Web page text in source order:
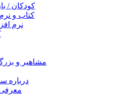
کودکان /
کتاب و نرم
نرم
مشاهیر و
درباره